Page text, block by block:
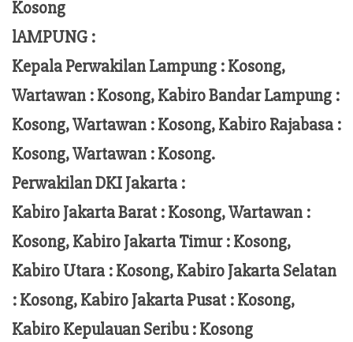
Kosong
lAMPUNG :
Kepala Perwakilan Lampung :Kosong,
Wartawan : Kosong, Kabiro Bandar Lampung :
Kosong, Wartawan : Kosong, Kabiro Rajabasa :
Kosong, Wartawan : Kosong.
Perwakilan DKI Jakarta :
Kabiro Jakarta Barat : Kosong, Wartawan :
Kosong, Kabiro Jakarta Timur : Kosong,
Kabiro Utara : Kosong, Kabiro Jakarta Selatan
: Kosong, Kabiro Jakarta Pusat : Kosong,
Kabiro Kepulauan Seribu : Kosong